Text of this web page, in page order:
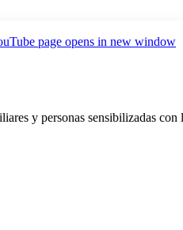
page opens in new window
y personas sensibilizadas